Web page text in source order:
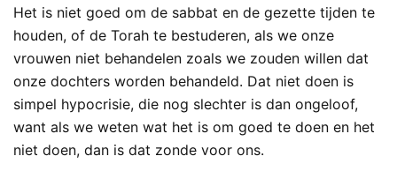
Het is niet goed om de sabbat en de gezette tijden te
houden, of de Torah te bestuderen, als we onze
vrouwen niet behandelen zoals we zouden willen dat
onze dochters worden behandeld. Dat niet doen is
simpel hypocrisie, die nog slechter is dan ongeloof,
want als we weten wat het is om goed te doen en het
niet doen, dan is dat zonde voor ons.